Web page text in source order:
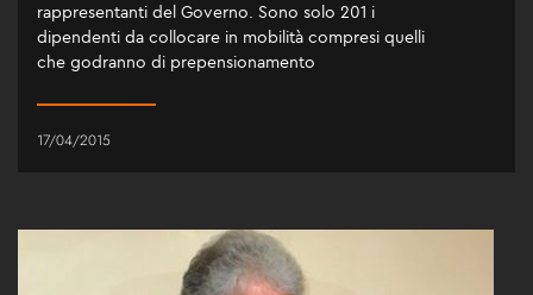
rappresentanti del Governo. Sono solo 201 i
dipendenti da collocare in mobilità compresi quelli
che godranno di prepensionamento
17/04/2015